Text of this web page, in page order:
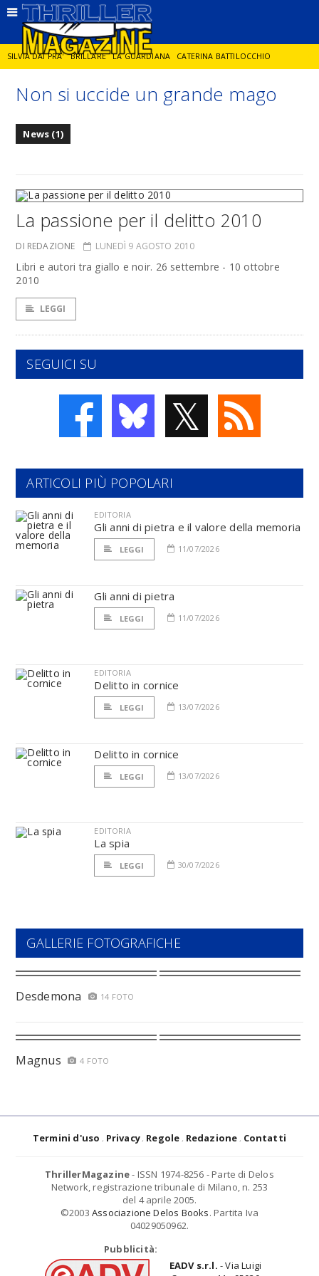
SILVIA DAI PRA' BRILLARE LA GUARDIANA CATERINA BATTILOCCHIO
JORGE DIAZ LA SPIA DELITTO IN CORNICE GIANCARLO DE CATALDO
Non si uccide un grande mago
News (1)
La passione per il delitto 2010
DI REDAZIONE LUNEDÌ 9 AGOSTO 2010
Libri e autori tra giallo e noir. 26 settembre - 10 ottobre
2010
LEGGI
SEGUICI SU
𝕏
ARTICOLI PIÙ POPOLARI
EDITORIA
Gli anni di pietra e il valore della memoria
LEGGI 11/07/2026
Gli anni di pietra
LEGGI 11/07/2026
EDITORIA
Delitto in cornice
LEGGI 13/07/2026
Delitto in cornice
LEGGI 13/07/2026
EDITORIA
La spia
LEGGI 30/07/2026
GALLERIE FOTOGRAFICHE
Desdemona 14 FOTO
Magnus 4 FOTO
Termini d'uso Privacy Regole Redazione Contatti
ThrillerMagazine- ISSN 1974-8256 - Parte di Delos
Network, registrazione tribunale di Milano, n. 253
del 4 aprile 2005.
©2003 Associazione Delos Books. Partita Iva
04029050962.
Pubblicità:
EADV s.r.l. - Via Luigi